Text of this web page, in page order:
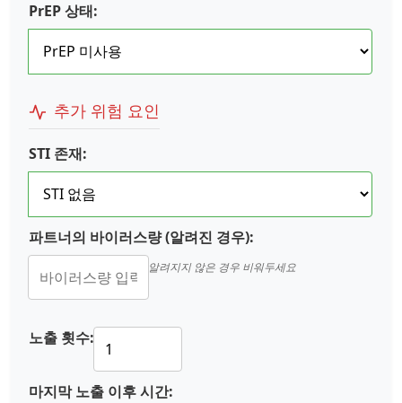
PrEP 상태:
추가 위험 요인
STI 존재:
파트너의 바이러스량 (알려진 경우):
알려지지 않은 경우 비워두세요
노출 횟수:
마지막 노출 이후 시간: